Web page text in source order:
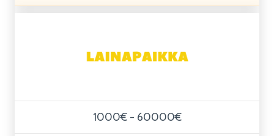
1000€ - 60000€